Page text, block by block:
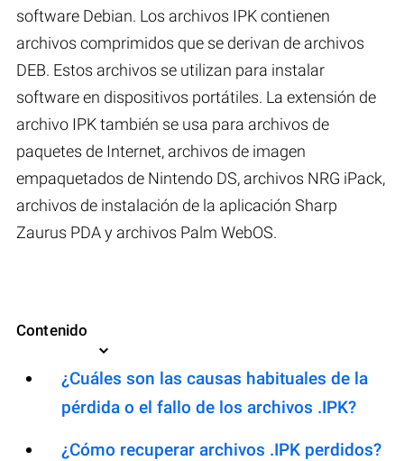
software Debian. Los archivos IPK contienen
archivos comprimidos que se derivan de archivos
DEB. Estos archivos se utilizan para instalar
software en dispositivos portátiles. La extensión de
archivo IPK también se usa para archivos de
paquetes de Internet, archivos de imagen
empaquetados de Nintendo DS, archivos NRG iPack,
archivos de instalación de la aplicación Sharp
Zaurus PDA y archivos Palm WebOS.
Contenido
¿Cuáles son las causas habituales de la
pérdida o el fallo de los archivos .IPK?
¿Cómo recuperar archivos .IPK perdidos?